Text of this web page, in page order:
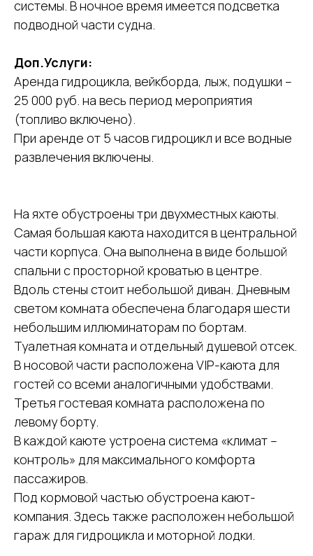
системы. В ночное время имеется подсветка
подводной части судна.
Доп.Услуги:
Аренда гидроцикла, вейкборда, лыж, подушки –
25 000 руб. на весь период мероприятия
(топливо включено).
При аренде от 5 часов гидроцикл и все водные
развлечения включены.
На яхте обустроены три двухместных каюты.
Самая большая каюта находится в центральной
части корпуса. Она выполнена в виде большой
спальни с просторной кроватью в центре.
Вдоль стены стоит небольшой диван. Дневным
светом комната обеспечена благодаря шести
небольшим иллюминаторам по бортам.
Туалетная комната и отдельный душевой отсек.
В носовой части расположена VIP-каюта для
гостей со всеми аналогичными удобствами.
Третья гостевая комната расположена по
левому борту.
В каждой каюте устроена система «климат –
контроль» для максимального комфорта
пассажиров.
Под кормовой частью обустроена кают-
компания. Здесь также расположен небольшой
гараж для гидроцикла и моторной лодки.